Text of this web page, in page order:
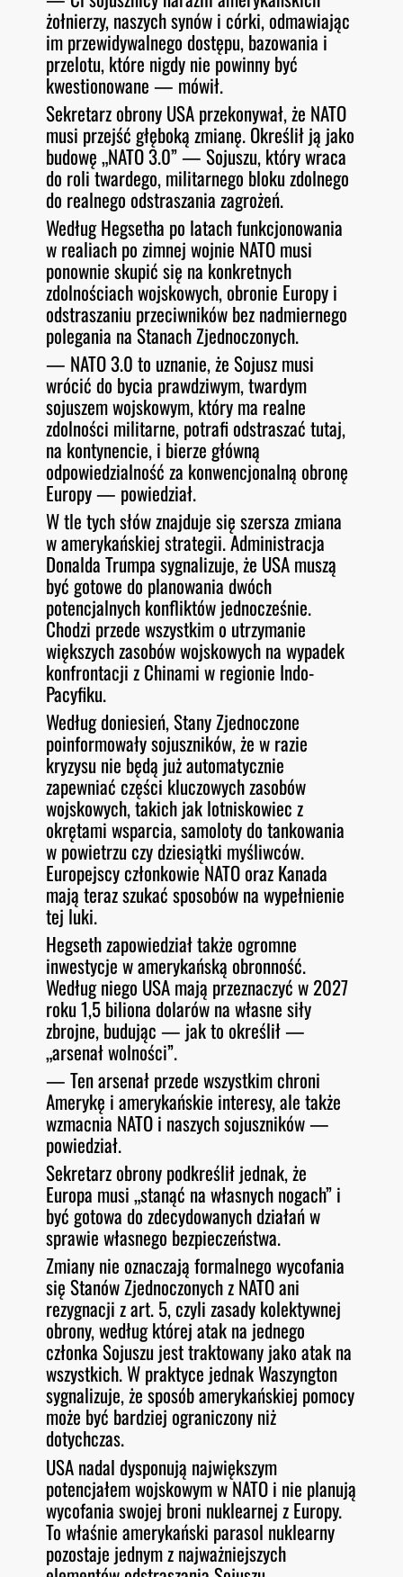
żołnierzy, naszych synów i córki, odmawiając
im przewidywalnego dostępu, bazowania i
przelotu, które nigdy nie powinny być
kwestionowane — mówił.
Sekretarz obrony USA przekonywał, że NATO
musi przejść głęboką zmianę. Określił ją jako
budowę „NATO 3.0” — Sojuszu, który wraca
do roli twardego, militarnego bloku zdolnego
do realnego odstraszania zagrożeń.
Według Hegsetha po latach funkcjonowania
w realiach po zimnej wojnie NATO musi
ponownie skupić się na konkretnych
zdolnościach wojskowych, obronie Europy i
odstraszaniu przeciwników bez nadmiernego
polegania na Stanach Zjednoczonych.
— NATO 3.0 to uznanie, że Sojusz musi
wrócić do bycia prawdziwym, twardym
sojuszem wojskowym, który ma realne
zdolności militarne, potrafi odstraszać tutaj,
na kontynencie, i bierze główną
odpowiedzialność za konwencjonalną obronę
Europy — powiedział.
W tle tych słów znajduje się szersza zmiana
w amerykańskiej strategii. Administracja
Donalda Trumpa sygnalizuje, że USA muszą
być gotowe do planowania dwóch
potencjalnych konfliktów jednocześnie.
Chodzi przede wszystkim o utrzymanie
większych zasobów wojskowych na wypadek
konfrontacji z Chinami w regionie Indo-
Pacyfiku.
Według doniesień, Stany Zjednoczone
poinformowały sojuszników, że w razie
kryzysu nie będą już automatycznie
zapewniać części kluczowych zasobów
wojskowych, takich jak lotniskowiec z
okrętami wsparcia, samoloty do tankowania
w powietrzu czy dziesiątki myśliwców.
Europejscy członkowie NATO oraz Kanada
mają teraz szukać sposobów na wypełnienie
tej luki.
Hegseth zapowiedział także ogromne
inwestycje w amerykańską obronność.
Według niego USA mają przeznaczyć w 2027
roku 1,5 biliona dolarów na własne siły
zbrojne, budując — jak to określił —
„arsenał wolności”.
— Ten arsenał przede wszystkim chroni
Amerykę i amerykańskie interesy, ale także
wzmacnia NATO i naszych sojuszników —
powiedział.
Sekretarz obrony podkreślił jednak, że
Europa musi „stanąć na własnych nogach” i
być gotowa do zdecydowanych działań w
sprawie własnego bezpieczeństwa.
Zmiany nie oznaczają formalnego wycofania
się Stanów Zjednoczonych z NATO ani
rezygnacji z art. 5, czyli zasady kolektywnej
obrony, według której atak na jednego
członka Sojuszu jest traktowany jako atak na
wszystkich. W praktyce jednak Waszyngton
sygnalizuje, że sposób amerykańskiej pomocy
może być bardziej ograniczony niż
dotychczas.
USA nadal dysponują największym
potencjałem wojskowym w NATO i nie planują
wycofania swojej broni nuklearnej z Europy.
To właśnie amerykański parasol nuklearny
pozostaje jednym z najważniejszych